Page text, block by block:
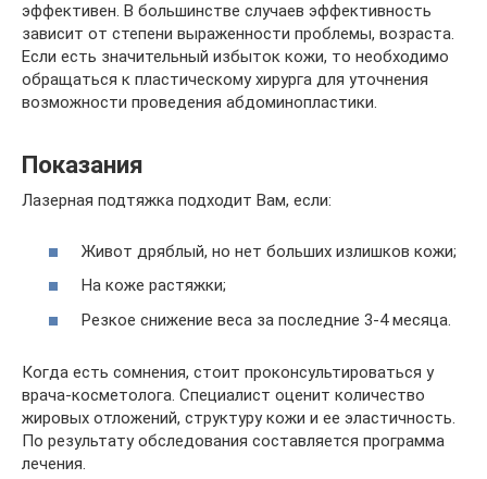
эффективен. В большинстве случаев эффективность
зависит от степени выраженности проблемы, возраста.
Если есть значительный избыток кожи, то необходимо
обращаться к пластическому хирурга для уточнения
возможности проведения абдоминопластики.
Показания
Лазерная подтяжка подходит Вам, если:
Живот дряблый, но нет больших излишков кожи;
На коже растяжки;
Резкое снижение веса за последние 3-4 месяца.
Когда есть сомнения, стоит проконсультироваться у
врача-косметолога. Специалист оценит количество
жировых отложений, структуру кожи и ее эластичность.
По результату обследования составляется программа
лечения.